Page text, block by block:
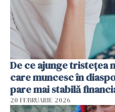
De ce ajunge tristețea
care muncesc în
pare mai stabilă
20 FEBRUARIE 2026